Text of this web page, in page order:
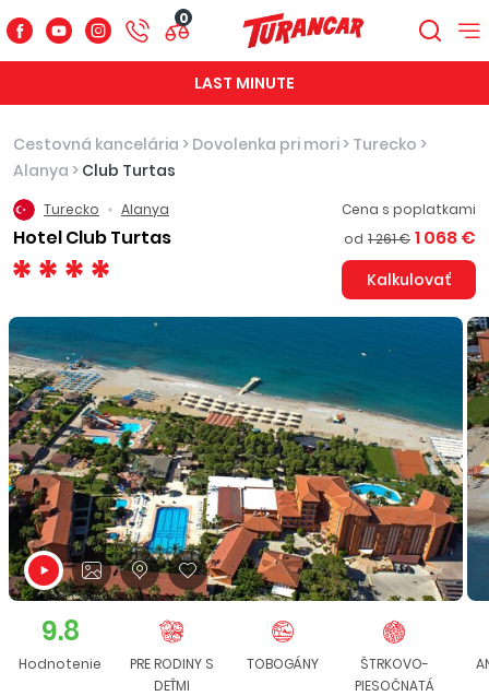
0
LAST MINUTE
Cestovná kancelária > Dovolenka pri mori > Turecko >
Alanya > Club Turtas
Turecko Alanya
Hotel Club Turtas
Cena s poplatkami
od 1 261 € 1 068 €
Kalkulovať
9.8
Hodnotenie
PRE RODINY S
DEŤMI
TOBOGÁNY
ŠTRKOVO-
PIESOČNATÁ